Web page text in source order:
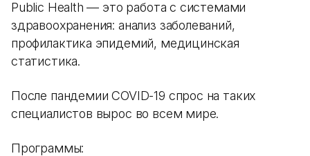
Public Health — это работа с системами
здравоохранения: анализ заболеваний,
профилактика эпидемий, медицинская
статистика.
После пандемии COVID-19 спрос на таких
специалистов вырос во всем мире.
Программы: